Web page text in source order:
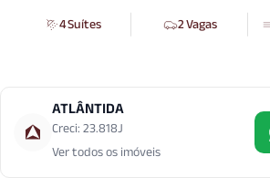
4 Suítes 2 Vagas
ATLÂNTIDA
Creci: 23.818J
Ver todos os imóveis